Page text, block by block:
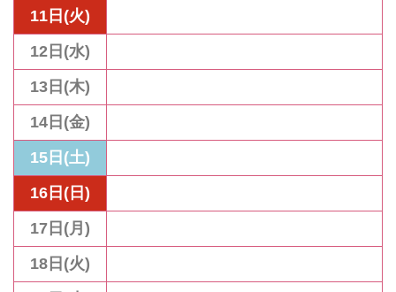
11日(火)
12日(水)
13日(木)
14日(金)
15日(土)
16日(日)
17日(月)
18日(火)